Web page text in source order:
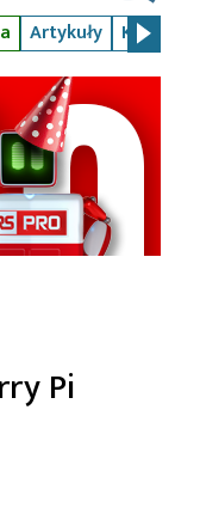
Artykuły Kursy
Pi